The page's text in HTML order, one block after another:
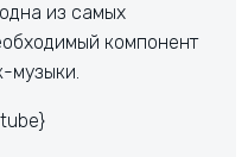
из самых
компонент
музыки.